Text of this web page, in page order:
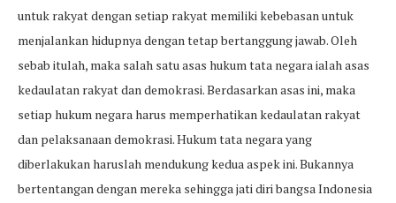
untuk rakyat dengan setiap rakyat memiliki kebebasan untuk
menjalankan hidupnya dengan tetap bertanggung jawab. Oleh
sebab itulah, maka salah satu asas hukum tata negara ialah asas
kedaulatan rakyat dan demokrasi. Berdasarkan asas ini, maka
setiap hukum negara harus memperhatikan kedaulatan rakyat
dan pelaksanaan demokrasi. Hukum tata negara yang
diberlakukan haruslah mendukung kedua aspek ini. Bukannya
bertentangan dengan mereka sehingga jati diri bangsa Indonesia